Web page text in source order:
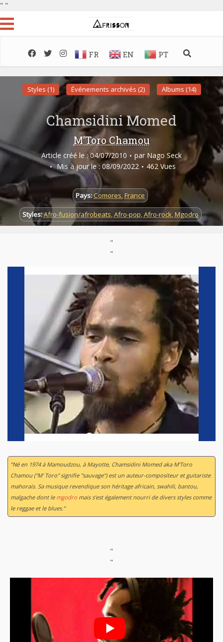
" "
FR EN PT
Styles (1) Événements archivés (2) Albums (14)
Chamsidini Momed
M’Toro Chamou
Article créé le : 04/07/2010 par Nago Seck
Mis à jour le : 08/09/2022
462 Vues
Pays:Comores,France
Styles:Afro-fusion/afrobeats,Afro-pop,Afro-rock,Mgodro
"
"
“Né en 1974 à Mamoudzou, à Mayotte, Chamsidini Momed aka M’Toro
Chamou ("M' Toro" signifie "sauvage") est un auteur-compositeur et guitariste
mahorais. Sa musique revendique son héritage africain, swahili, bantou,
malgache dont le mgodro mais s’est également nourri de divers styles comme
le reggae et le blues.”
"
"